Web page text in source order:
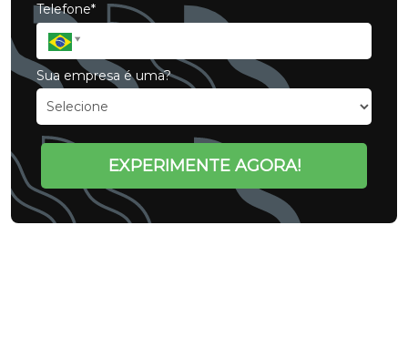
Telefone*
Sua empresa é uma?
EXPERIMENTE AGORA!